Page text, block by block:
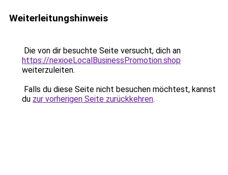
Weiterleitungshinweis
Die von dir besuchte Seite versucht, dich an
https://nexioeLocalBusinessPromotion.shop
weiterzuleiten.
Falls du diese Seite nicht besuchen möchtest, kannst
du zur vorherigen Seite zurückkehren.